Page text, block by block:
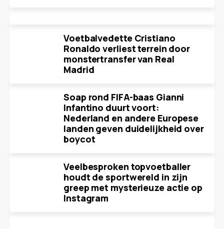
Voetbalvedette Cristiano
Ronaldo verliest terrein door
monstertransfer van Real
Madrid
Soap rond FIFA-baas Gianni
Infantino duurt voort:
Nederland en andere Europese
landen geven duidelijkheid over
boycot
Veelbesproken topvoetballer
houdt de sportwereld in zijn
greep met mysterieuze actie op
Instagram